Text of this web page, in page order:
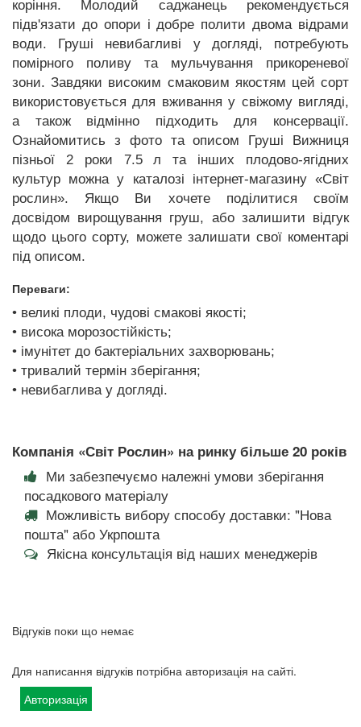
коріння. Молодий саджанець рекомендується
підв'язати до опори і добре полити двома відрами
води. Груші невибагливі у догляді, потребують
помірного поливу та мульчування прикореневої
зони. Завдяки високим смаковим якостям цей сорт
використовується для вживання у свіжому вигляді,
а також відмінно підходить для консервації.
Ознайомитись з фото та описом Груші Вижниця
пізньої 2 роки 7.5 л та інших плодово-ягідних
культур можна у каталозі інтернет-магазину «Світ
рослин». Якщо Ви хочете поділитися своїм
досвідом вирощування груш, або залишити відгук
щодо цього сорту, можете залишати свої коментарі
під описом.
Переваги:
• великі плоди, чудові смакові якості;
• висока морозостійкість;
• імунітет до бактеріальних захворювань;
• тривалий термін зберігання;
• невибаглива у догляді.
Компанія «Світ Рослин» на ринку більше 20 років
Ми забезпечуємо належні умови зберігання
посадкового матеріалу
Можливість вибору способу доставки: "Нова
пошта" або Укрпошта
Якісна консультація від наших менеджерів
Відгуків поки що немає
Для написання відгуків потрібна авторизація на сайті.
Авторизація